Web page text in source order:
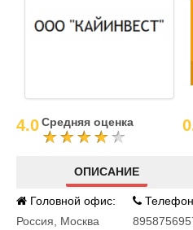
4.0Средняя оценка
ОПИСАНИЕ
Головной офис:
Россия
Москва